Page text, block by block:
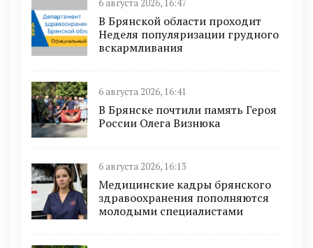
6 августа 2026, 16:47
В Брянской области проходит
Неделя популяризации грудного
вскармливания
6 августа 2026, 16:41
В Брянске почтили память Героя
России Олега Визнюка
6 августа 2026, 16:13
Медицинские кадры брянского
здравоохранения пополняются
молодыми специалистами